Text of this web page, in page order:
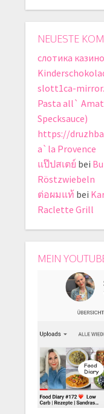
NEUESTE
слотика
slott1ca-
Pasta all`
Specksauce)
https://
a`la Provence
แป๊ปสเตย์ bei
Röstzwiebeln
ต่อผมแท้ bei
Raclette Grill
MEIN